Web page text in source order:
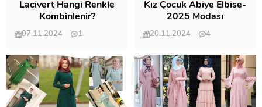
Lacivert Hangi Renkle
Kombinlenir?
07.11.2024
1
Kız Çocuk Abiye Elbise-
2025 Modası
20.11.2024
4